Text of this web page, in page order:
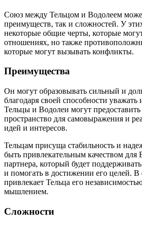
Союз между Тельцом и Водолеем
преимуществ, так и сложностей. У
некоторые общие черты, которые
отношениях, но также
которые могут вызывать конфликты.
Преимущества
Он могут образовывать сильный и
благодаря своей способности уважать
Тельцы и Водолеи могут предоставить
пространство для самовыражения и
идей и интересов.
Тельцам присуща стабильность и
быть привлекательным качеством
партнера, который будет
и помогать в достижении его целей.
привлекает Тельца его
мышлением.
Сложности